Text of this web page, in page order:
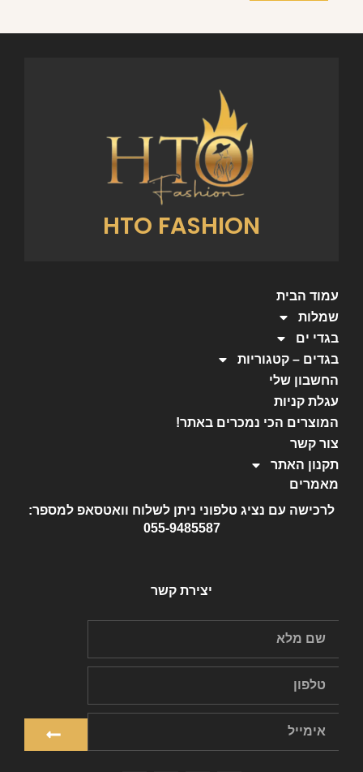
HTO FASHION
עמוד הבית
שמלות
בגדי ים
בגדים – קטגוריות
החשבון שלי
עגלת קניות
המוצרים הכי נמכרים באתר!
צור קשר
תקנון האתר
מאמרים
לרכישה עם נציג טלפוני ניתן לשלוח וואטסאפ למספר:
055-9485587
יצירת קשר